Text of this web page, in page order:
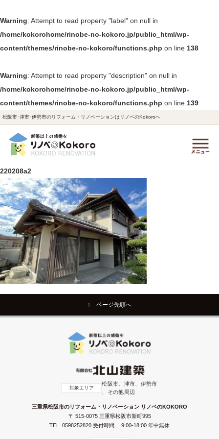
Warning: Attempt to read property "label" on null in
/home/kokorohome/rinobe-no-kokoro.jp/public_html/wp-
content/themes/rinobe-no-kokoro/functions.php on line 138
Warning: Attempt to read property "description" on null in
/home/kokorohome/rinobe-no-kokoro.jp/public_html/wp-
content/themes/rinobe-no-kokoro/functions.php on line 139
松阪市･津市･伊勢市のリフォーム・リノベーションはリノベのKokoroへ
220208a2
↑ ページ先頭へ
対象エリア
松阪市、津市、伊勢市
、その他周辺
三重県松阪市のリフォーム・リノベーション リノベのKOKORO
〒 515-0075 三重県松阪市新町995
TEL. 0598252820 受付時間 9:00-18:00 年中無休